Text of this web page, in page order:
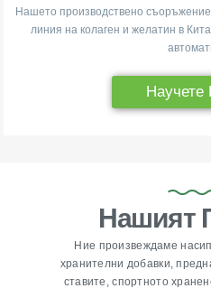
Нашето производствено
линия на колаген и желатин в
Научете
Нашият
Ние произвеждаме
хранителни добавки,
ставите, спортното